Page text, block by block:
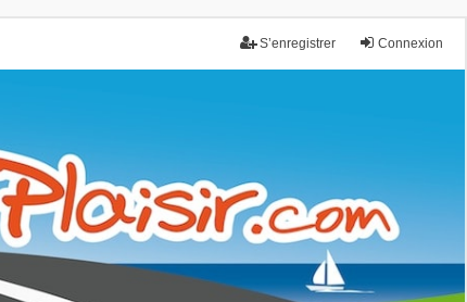
Connexion
S’enregistrer